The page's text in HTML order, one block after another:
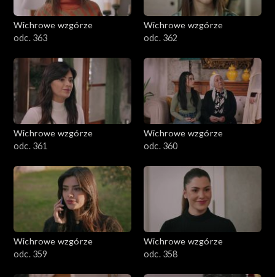
Wichrowe wzgórze
odc. 363
Wichrowe wzgórze
odc. 362
Wichrowe wzgórze
odc. 361
Wichrowe wzgórze
odc. 360
Wichrowe wzgórze
odc. 359
Wichrowe wzgórze
odc. 358